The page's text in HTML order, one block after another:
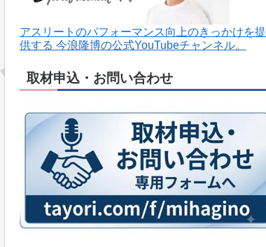
アスリートのパフォーマンス向上のきっかけを提
供する 今浪隆博の公式YouTubeチャンネル。
取材申込・お問い合わせ